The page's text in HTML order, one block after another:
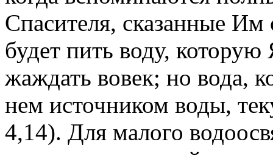
Спасителя, сказанные
будет пить воду,
жаждать вовек; но вода,
нем источником воды,
4,14). Для малого